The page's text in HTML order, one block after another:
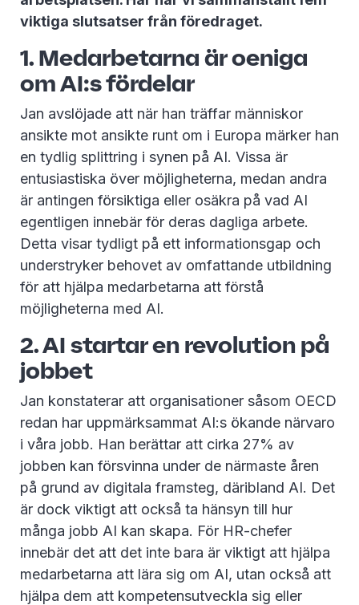
viktiga slutsatser från föredraget.
1. Medarbetarna är oeniga
om AI:s fördelar
Jan avslöjade att när han träffar människor
ansikte mot ansikte runt om i Europa märker han
en tydlig splittring i synen på AI. Vissa är
entusiastiska över möjligheterna, medan andra
är antingen försiktiga eller osäkra på vad AI
egentligen innebär för deras dagliga arbete.
Detta visar tydligt på ett informationsgap och
understryker behovet av omfattande utbildning
för att hjälpa medarbetarna att förstå
möjligheterna med AI.
2. AI startar en revolution på
jobbet
Jan konstaterar att organisationer såsom OECD
redan har uppmärksammat AI:s ökande närvaro
i våra jobb. Han berättar att cirka 27% av
jobben kan försvinna under de närmaste åren
på grund av digitala framsteg, däribland AI. Det
är dock viktigt att också ta hänsyn till hur
många jobb AI kan skapa. För HR-chefer
innebär det att det inte bara är viktigt att hjälpa
medarbetarna att lära sig om AI, utan också att
hjälpa dem att kompetensutveckla sig eller